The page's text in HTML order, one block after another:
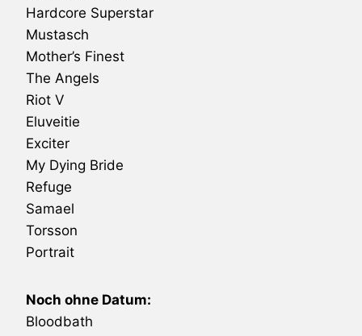
Hardcore Superstar
Mustasch
Mother’s Finest
The Angels
Riot V
Eluveitie
Exciter
My Dying Bride
Refuge
Samael
Torsson
Portrait
Noch ohne Datum:
Bloodbath